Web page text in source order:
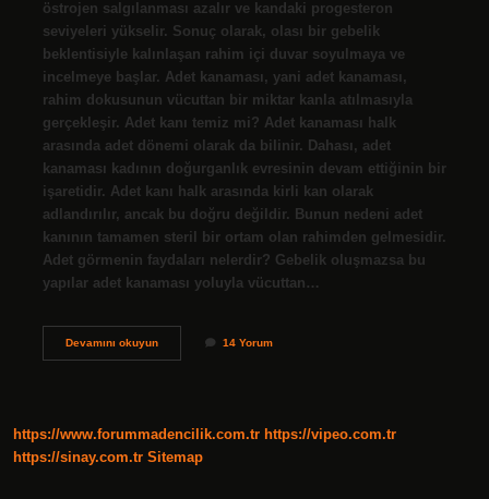
östrojen salgılanması azalır ve kandaki progesteron
seviyeleri yükselir. Sonuç olarak, olası bir gebelik
beklentisiyle kalınlaşan rahim içi duvar soyulmaya ve
incelmeye başlar. Adet kanaması, yani adet kanaması,
rahim dokusunun vücuttan bir miktar kanla atılmasıyla
gerçekleşir. Adet kanı temiz mi? Adet kanaması halk
arasında adet dönemi olarak da bilinir. Dahası, adet
kanaması kadının doğurganlık evresinin devam ettiğinin bir
işaretidir. Adet kanı halk arasında kirli kan olarak
adlandırılır, ancak bu doğru değildir. Bunun nedeni adet
kanının tamamen steril bir ortam olan rahimden gelmesidir.
Adet görmenin faydaları nelerdir? Gebelik oluşmazsa bu
yapılar adet kanaması yoluyla vücuttan…
Devamını okuyunAdet
14 Yorum
https://www.forummadencilik.com.tr https://vipeo.com.tr
https://sinay.com.tr Sitemap